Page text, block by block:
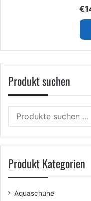
€
Produkt suchen
nach:
Produkt Kategorien
Aquaschuhe